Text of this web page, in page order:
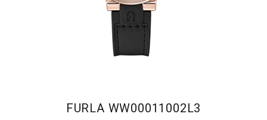
FURLA WW00011002L3